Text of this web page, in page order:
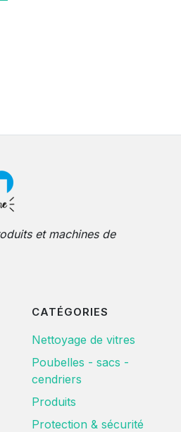
et machines de
CATÉGORIES
Nettoyage de vitres
Poubelles - sacs -
cendriers
Produits
Protection & sécurité